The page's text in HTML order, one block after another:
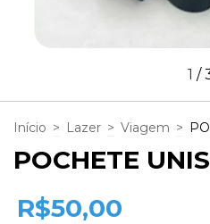
1 /
Início > Lazer > Viagem >
POCHETE
R$50,00